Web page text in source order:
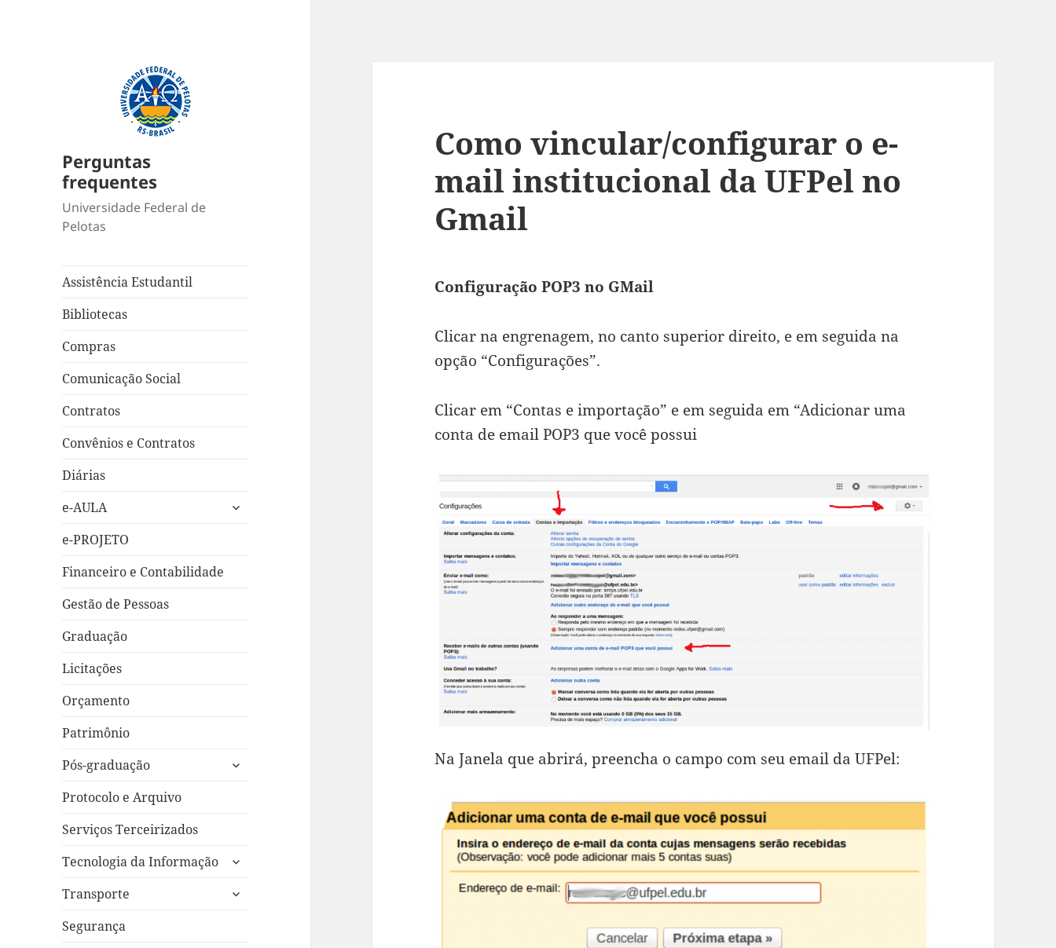
Perguntas
frequentes
Universidade Federal de
Pelotas
Assistência Estudantil
Bibliotecas
Compras
Comunicação Social
Contratos
Convênios e Contratos
Diárias
e-AULA
expandir
e-PROJETO
Financeiro e Contabilidade
Gestão de Pessoas
Graduação
Licitações
Orçamento
Patrimônio
Pós-graduação
expandir
Protocolo e Arquivo
Serviços Terceirizados
Tecnologia da Informação
expandir
Transporte
expandir
Segurança
Como vincular/configurar o e-
mail institucional da UFPel no
Gmail
Configuração POP3 no GMail
Clicar na engrenagem, no canto superior direito, e em seguida na
opção “Configurações”.
Clicar em “Contas e importação” e em seguida em “Adicionar uma
conta de e­mail POP3 que você possui
Na Janela que abrirá, preencha o campo com seu email da UFPel: